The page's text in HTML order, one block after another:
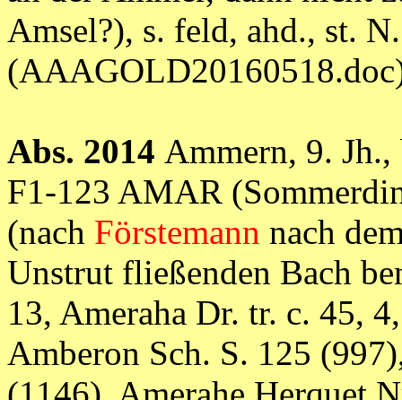
Amsel?), s. feld, ahd., st.
Abs. 2014 Ammern, 9.
F1-123 AMAR
(nach Förstemann nach
Unstrut fließenden Bach
13, Ameraha Dr. tr. c. 45,
Amberon Sch. S. 125